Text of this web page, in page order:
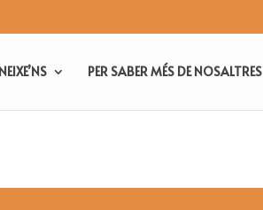
PER SABER MÉS DE NOSALTRES